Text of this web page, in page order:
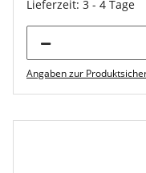
Lieferzeit: 3 - 4 Tage
Angaben zur